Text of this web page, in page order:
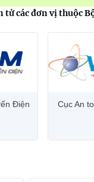
các đơn vị thuộc
Điện
Cục An